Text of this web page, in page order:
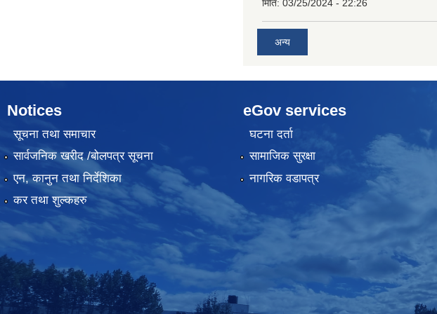
मिति: 03/25/2024 - 22:26
अन्य
Notices
सूचना तथा समाचार
सार्वजनिक खरीद /बोलपत्र सूचना
एन, कानुन तथा निर्देशिका
कर तथा शुल्कहरु
eGov services
घटना दर्ता
सामाजिक सुरक्षा
नागरिक वडापत्र